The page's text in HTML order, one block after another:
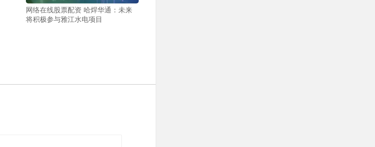
网络在线股票配资 哈焊华通：未来
将积极参与雅江水电项目